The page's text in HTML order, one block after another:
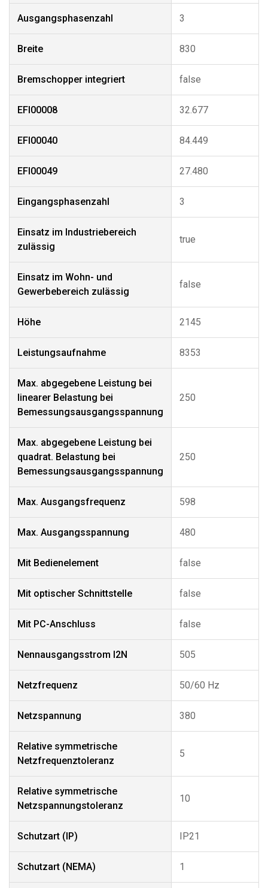
Ausgangsphasenzahl 3
Breite 830
Bremschopper integriert false
EFI00008 32.677
EFI00040 84.449
EFI00049 27.480
Eingangsphasenzahl 3
Einsatz im Industriebereich
zulässig
true
Einsatz im Wohn- und
Gewerbebereich zulässig
false
Höhe 2145
Leistungsaufnahme 8353
Max. abgegebene Leistung bei
linearer Belastung bei
Bemessungsausgangsspannung
250
Max. abgegebene Leistung bei
quadrat. Belastung bei
Bemessungsausgangsspannung
250
Max. Ausgangsfrequenz 598
Max. Ausgangsspannung 480
Mit Bedienelement false
Mit optischer Schnittstelle false
Mit PC-Anschluss false
Nennausgangsstrom I2N 505
Netzfrequenz 50/60 Hz
Netzspannung 380
Relative symmetrische
Netzfrequenztoleranz
5
Relative symmetrische
Netzspannungstoleranz
10
Schutzart (IP) IP21
Schutzart (NEMA) 1